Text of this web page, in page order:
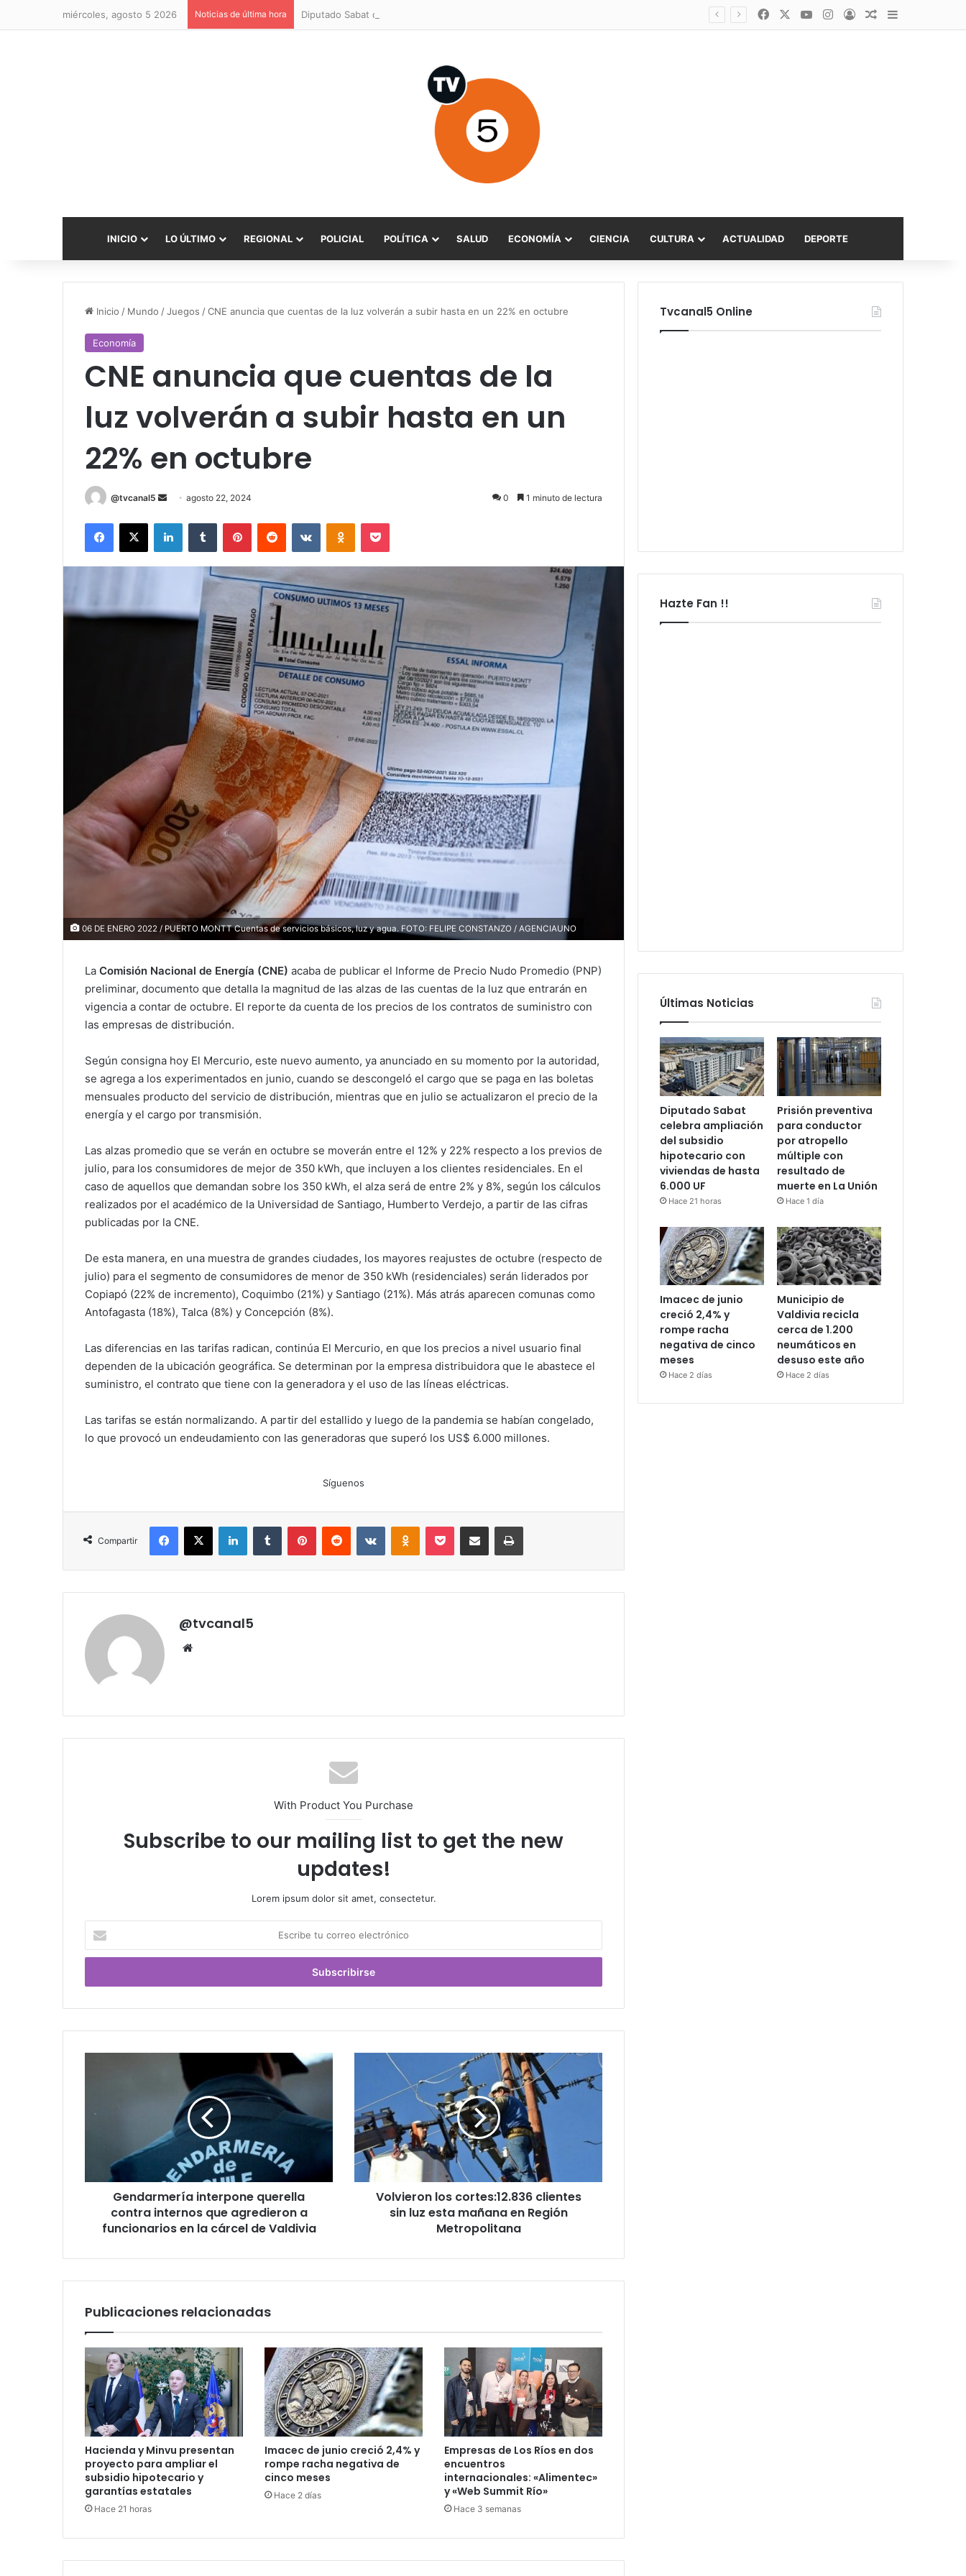
miércoles, agosto 5 2026 Noticias de última hora FacebookYouTubeInstagram
AccesoPublicación al
Barra lateral
INICIO LO ÚLTIMO REGIONAL POLICIAL POLÍTICA SALUD ECONOMÍA CIENCIA CULTURA ACTUALIDAD DEPORTE
Inicio / Mundo /Juegos /CNE anuncia que cuentas de la luz volverán a subir hasta en un 22% en octubre
Economía
CNE anuncia que cuentas de la
luz volverán a subir hasta en un
22% en octubre
@tvcanal5
Send
email
agosto 22, 2024 0 1 minuto de lectura
Facebook
X LinkedInTumblr PinterestReddit VKontakteOdnoklassniki
Pocket
06 DE ENERO 2022 / PUERTO MONTT Cuentas de servicios básicos, luz y agua. FOTO: FELIPE CONSTANZO / AGENCIAUNO
La Comisión Nacional de Energía (CNE) acaba de publicar el Informe de Precio Nudo Promedio (PNP)
preliminar, documento que detalla la magnitud de las alzas de las cuentas de la luz que entrarán en
vigencia a contar de octubre. El reporte da cuenta de los precios de los contratos de suministro con
las empresas de distribución.
Según consigna hoy El Mercurio, este nuevo aumento, ya anunciado en su momento por la autoridad,
se agrega a los experimentados en junio, cuando se descongeló el cargo que se paga en las boletas
mensuales producto del servicio de distribución, mientras que en julio se actualizaron el precio de la
energía y el cargo por transmisión.
Las alzas promedio que se verán en octubre se moverán entre el 12% y 22% respecto a los previos de
julio, para los consumidores de mejor de 350 kWh, que incluyen a los clientes residenciales. En el
caso de aquellos que demandan sobre los 350 kWh, el alza será de entre 2% y 8%, según los cálculos
realizados por el académico de la Universidad de Santiago, Humberto Verdejo, a partir de las cifras
publicadas por la CNE.
De esta manera, en una muestra de grandes ciudades, los mayores reajustes de octubre (respecto de
julio) para el segmento de consumidores de menor de 350 kWh (residenciales) serán liderados por
Copiapó (22% de incremento), Coquimbo (21%) y Santiago (21%). Más atrás aparecen comunas como
Antofagasta (18%), Talca (8%) y Concepción (8%).
Las diferencias en las tarifas radican, continúa El Mercurio, en que los precios a nivel usuario final
dependen de la ubicación geográfica. Se determinan por la empresa distribuidora que le abastece el
suministro, el contrato que tiene con la generadora y el uso de las líneas eléctricas.
Las tarifas se están normalizando. A partir del estallido y luego de la pandemia se habían congelado,
lo que provocó un endeudamiento con las generadoras que superó los US$ 6.000 millones.
Síguenos
Compartir
Facebook
X LinkedInTumblr PinterestReddit VKontakteOdnoklassniki
Pocket Compartir por correo electrónicoImprimir
@tvcanal5
With Product You Purchase
Subscribe to our mailing list to get the new
updates!
Lorem ipsum dolor sit amet, consectetur.
correo
agredieron
funcionarios
cárcel
Valdivia
Gendarmería interpone querella
contra internos que agredieron a
funcionarios en la cárcel de Valdivia
Volvieron
cortes:12.836
clientes
sin
luz
esta
mañana
en
Región
Metropolitana
Volvieron los cortes:12.836 clientes
sin luz esta mañana en Región
Metropolitana
Publicaciones relacionadas
Hacienda y Minvu presentan
proyecto para ampliar el
subsidio hipotecario y
garantías estatales
Hace 21 horas
Imacec de junio creció 2,4% y
rompe racha negativa de
cinco meses
Hace 2 días
Empresas de Los Ríos en dos
encuentros
internacionales: «Alimentec»
y «Web Summit Río»
Hace 3 semanas
Tvcanal5 Online
Hazte Fan !!
Últimas Noticias
Diputado Sabat
celebra ampliación
del subsidio
hipotecario con
viviendas de hasta
6.000 UF
Hace 21 horas
Prisión preventiva
para conductor
por atropello
múltiple con
resultado de
muerte en La Unión
Hace 1 día
Imacec de junio
creció 2,4% y
rompe racha
negativa de cinco
meses
Hace 2 días
Municipio de
Valdivia recicla
cerca de 1.200
neumáticos en
desuso este año
Hace 2 días